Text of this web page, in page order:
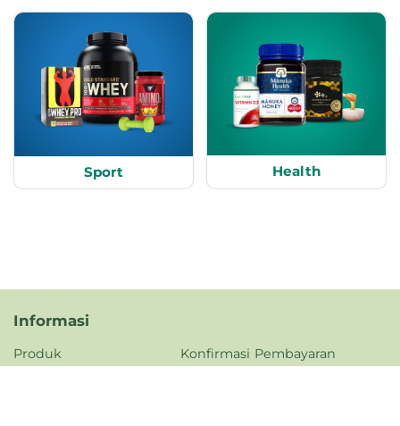
Sport Health
Informasi
Produk
Konfirmasi Pembayaran